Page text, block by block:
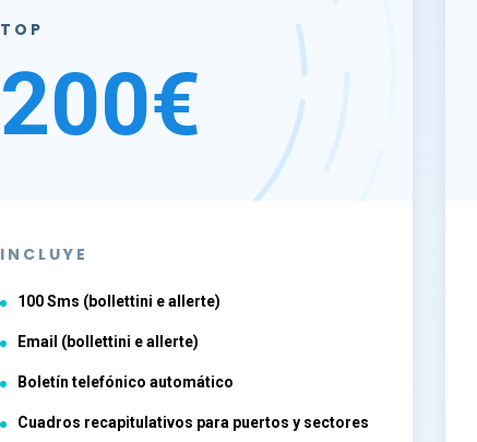
TOP
200€
INCLUYE
100 Sms (bollettini e allerte)
Email (bollettini e allerte)
Boletín telefónico automático
Cuadros recapitulativos para puertos y sectores